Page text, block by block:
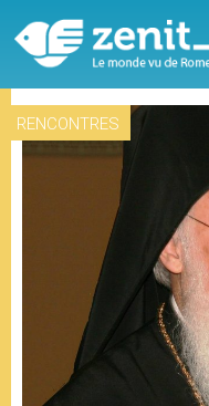
RENCONTRES